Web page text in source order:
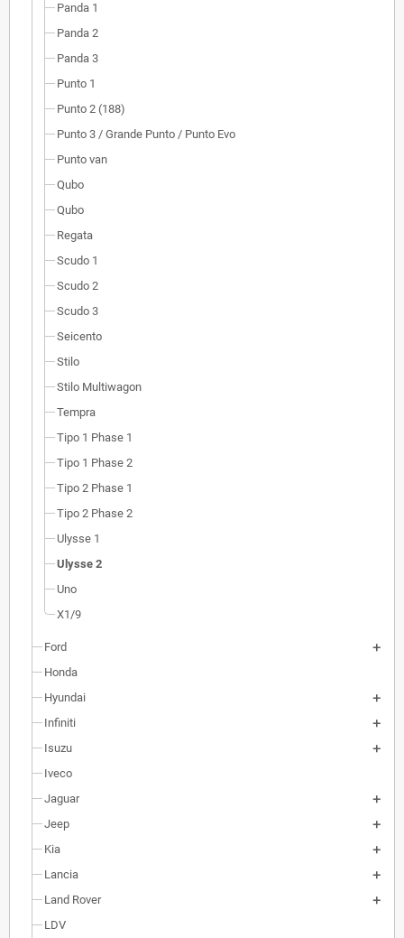
Panda 1
Panda 2
Panda 3
Punto 1
Punto 2 (188)
Punto 3 / Grande Punto / Punto Evo
Punto van
Qubo
Qubo
Regata
Scudo 1
Scudo 2
Scudo 3
Seicento
Stilo
Stilo Multiwagon
Tempra
Tipo 1 Phase 1
Tipo 1 Phase 2
Tipo 2 Phase 1
Tipo 2 Phase 2
Ulysse 1
Ulysse 2
Uno
X1/9
Ford
Honda
Hyundai
Infiniti
Isuzu
Iveco
Jaguar
Jeep
Kia
Lancia
Land Rover
LDV